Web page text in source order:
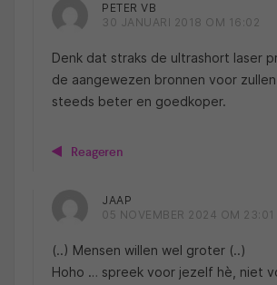
PETER VB
30 JANUARI 2018 OM 16:02
Denk dat straks de ultrashort laser
de aangewezen bronnen voor
steeds beter en goedkoper.
Reageren
JAAP
05 NOVEMBER 2024 OM 23:01
(..) Mensen willen wel groter (..)
Hoho … spreek voor jezelf hè, niet